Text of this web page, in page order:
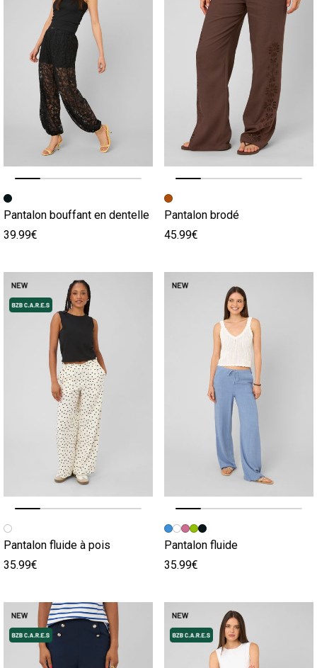
Image précédente
Image suivante
Pantalon bouffant en dentelle
39.99€
Image précédente
Image suivante
Pantalon brodé
45.99€
Image précédente
Image suivante
Pantalon fluide à pois
35.99€
Image précédente
Image suivante
Pantalon fluide
35.99€